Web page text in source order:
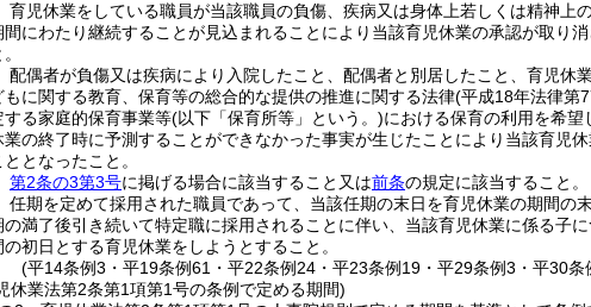
育児休業をしている職員が当該職員の負傷、疾病又は身体上若しくは精神
間にわたり継続することが見込まれることにより当該育児休業の承認が取り
配偶者が負傷又は疾病により入院したこと、配偶者と別居したこと、育児
もに関する教育、保育等の総合的な提供の推進に関する法律(平成18年法律第
する家庭的保育事業等(以下「保育所等」という。)における保育の利用を希
業の終了時に予測することができなかった事実が生じたことにより当該育児
ととなったこと。
第2条の3第3号に掲げる場合に該当すること又は前条の規定に該当すること。
任期を定めて採用された職員であって、当該任期の末日を育児休業の期間
の満了後引き続いて特定職に採用されることに伴い、当該育児休業に係る子
の初日とする育児休業をしようとすること。
(平14条例3・平19条例61・平22条例24・平23条例19・平29条例3・平30
休業法第2条第1項第1号の条例で定める期間)